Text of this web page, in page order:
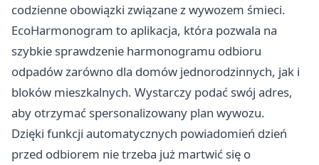
codzienne obowiązki związane z wywozem śmieci.
EcoHarmonogram to aplikacja, która pozwala na
szybkie sprawdzenie harmonogramu odbioru
odpadów zarówno dla domów jednorodzinnych, jak i
bloków mieszkalnych. Wystarczy podać swój adres,
aby otrzymać spersonalizowany plan wywozu.
Dzięki funkcji automatycznych powiadomień dzień
przed odbiorem nie trzeba już martwić się o